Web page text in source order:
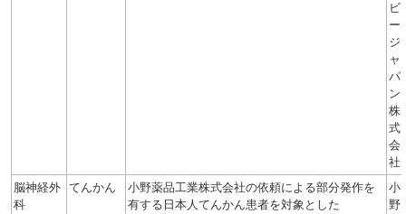
ビ
ー
ジ
ャ
パ
ン
株
式
会
社
脳神経外
科
てんかん
小野薬品工業株式会社の依頼による部分発作を
有する日本人てんかん患者を対象とした
小
野